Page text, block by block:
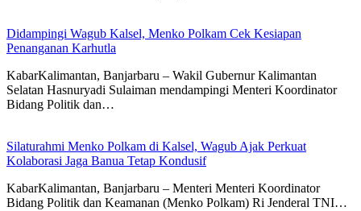
Didampingi Wagub Kalsel, Menko Polkam Cek Kesiapan
Penanganan Karhutla
KabarKalimantan, Banjarbaru – Wakil Gubernur Kalimantan
Selatan Hasnuryadi Sulaiman mendampingi Menteri Koordinator
Bidang Politik dan…
Silaturahmi Menko Polkam di Kalsel, Wagub Ajak Perkuat
Kolaborasi Jaga Banua Tetap Kondusif
KabarKalimantan, Banjarbaru – Menteri Menteri Koordinator
Bidang Politik dan Keamanan (Menko Polkam) Ri Jenderal TNI…